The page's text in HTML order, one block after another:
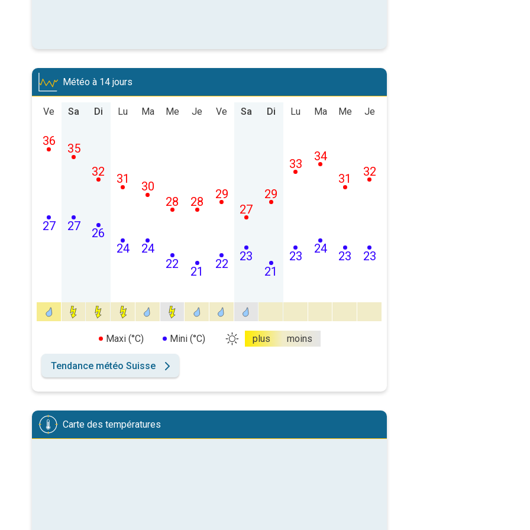
Météo à 14 jours
Ve
27
36
Sa
27
35
Di
26
32
Lu
24
31
Ma
24
30
Me
22
28
Je
21
28
Ve
22
29
Sa
23
27
Di
21
29
Lu
23
33
Ma
24
34
Me
23
31
Je
23
32
Maxi (°C) Mini (°C) plus moins
Tendance météo Suisse
Carte des températures